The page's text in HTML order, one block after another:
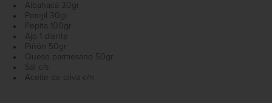
Albahaca 30gr
Perejil 30gr
Pepita 100gr
Ajo 1 diente
Piñón 50gr
Queso parmesano 50gr
Sal c/s
Aceite de oliva c/n